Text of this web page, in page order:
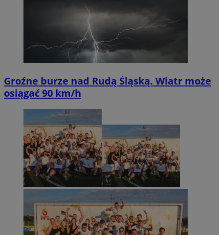
Groźne burze nad Rudą Śląską. Wiatr może
osiągać 90 km/h